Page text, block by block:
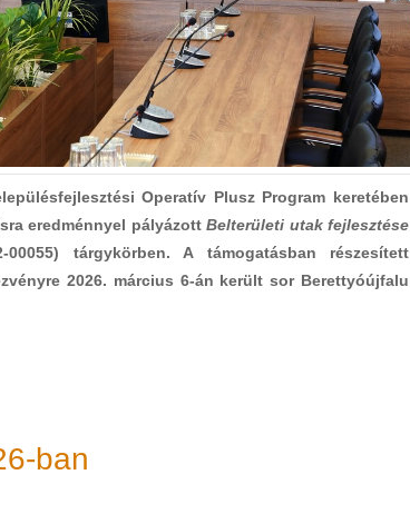
Operatív Plusz Program keretében
eredménnyel pályázott Belterületi utak fejlesztése
00055) tárgykörben. A támogatásban részesített
2026. március 6-án került sor Berettyóújfalu
ban